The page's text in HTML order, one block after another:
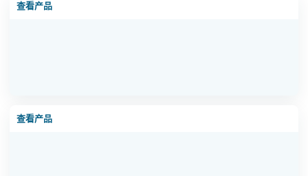
查看产品
查看产品